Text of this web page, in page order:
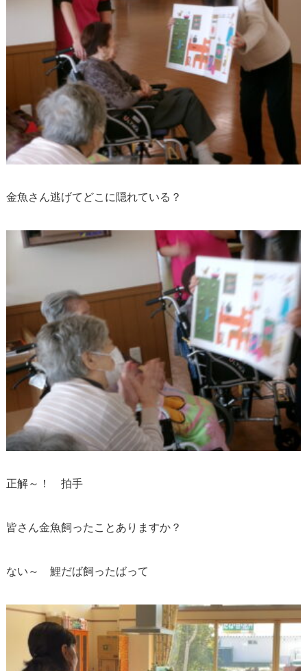
金魚さん逃げてどこに隠れている？
正解～！ 拍手
皆さん金魚飼ったことありますか？
ない～ 鯉だば飼ったばって